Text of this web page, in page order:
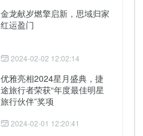
金龙献岁燃擎启新，思域归家
红运盈门
2024-02-02 12:02:14
优雅亮相2024星月盛典，捷
途旅行者荣获“年度最佳明星
旅行伙伴”奖项
2024-02-01 12:20:41